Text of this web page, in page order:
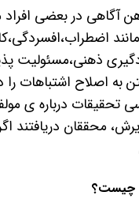
آگاهی در بعضی افراد
ذهنی،مسئولیت
به اصلاح اشتباهات را
تحقیقات درباره ی
محققان دریافتند
چیست؟